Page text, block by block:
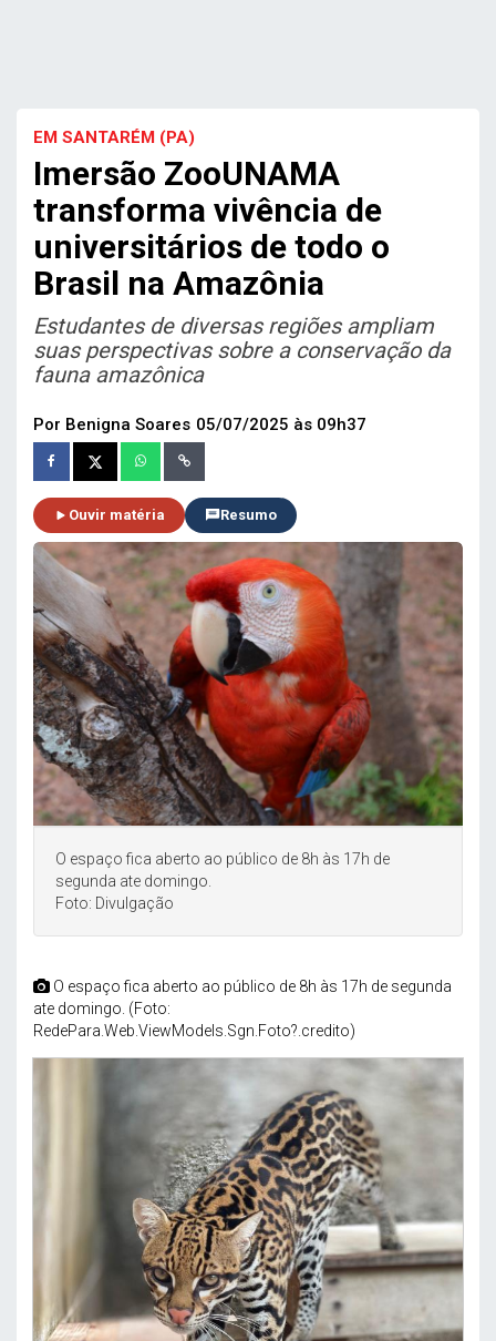
EM SANTARÉM (PA)
Imersão ZooUNAMA
transforma vivência de
universitários de todo o
Brasil na Amazônia
Estudantes de diversas regiões ampliam
suas perspectivas sobre a conservação da
fauna amazônica
Por Benigna Soares 05/07/2025 às 09h37
Ouvir matéria Resumo
O espaço fica aberto ao público de 8h às 17h de
segunda ate domingo.
Foto: Divulgação
O espaço fica aberto ao público de 8h às 17h de segunda
ate domingo. (Foto:
RedePara.Web.ViewModels.Sgn.Foto?.credito)